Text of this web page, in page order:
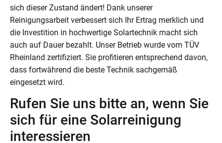
sich dieser Zustand ändert! Dank unserer
Reinigungsarbeit verbessert sich Ihr Ertrag merklich und
die Investition in hochwertige Solartechnik macht sich
auch auf Dauer bezahlt. Unser Betrieb wurde vom TÜV
Rheinland zertifiziert. Sie profitieren entsprechend davon,
dass fortwährend die beste Technik sachgemäß
eingesetzt wird.
Rufen Sie uns bitte an, wenn Sie
sich für eine Solarreinigung
interessieren